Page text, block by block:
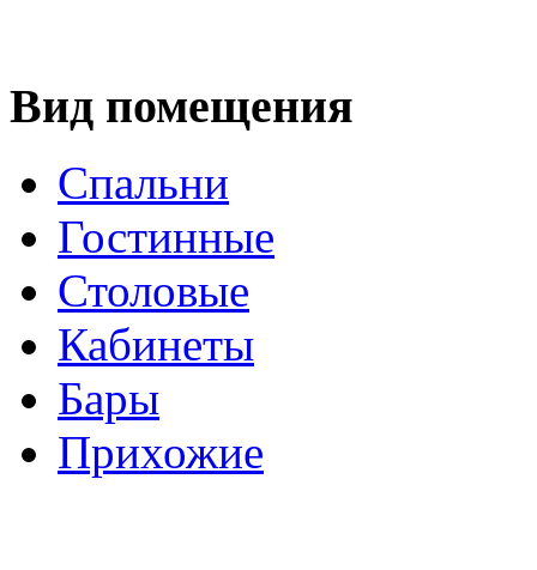
Вид помещения
Спальни
Гостинные
Столовые
Кабинеты
Бары
Прихожие